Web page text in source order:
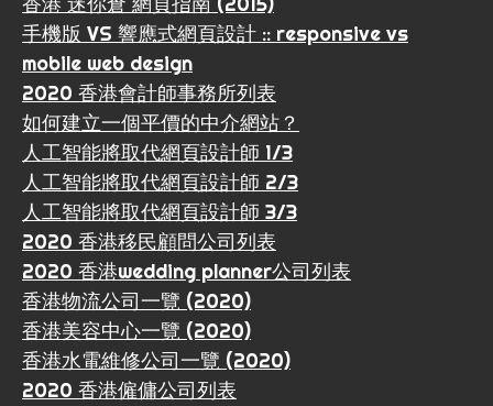
手機版 VS 響應式網頁設計 :: responsive vs
mobile web design
2020 香港會計師事務所列表
如何建立一個平價的中介網站？
人工智能將取代網頁設計師 1/3
人工智能將取代網頁設計師 2/3
人工智能將取代網頁設計師 3/3
2020 香港移民顧問公司列表
2020 香港wedding planner公司列表
香港物流公司一覽 (2020)
香港美容中心一覽 (2020)
香港水電維修公司一覽 (2020)
2020 香港僱傭公司列表